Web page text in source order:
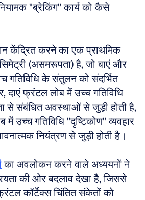
"ब्रेकिंग" कार्य को कैसे
केंद्रित करने का एक प्राथमिक
(असमरूपता) है, जो बाएं और
गतिविधि के संतुलन को संदर्भित
दाएं फ्रंटल लोब में उच्च गतिविधि
से संबंधित अवस्थाओं से जुड़ी होती है,
उच्च गतिविधि "दृष्टिकोण" व्यवहार
नियंत्रण से जुड़ी होती है।
का अवलोकन करने वाले अध्ययनों ने
की ओर बदलाव देखा है, जिससे
कॉर्टेक्स चिंतित संकेतों को